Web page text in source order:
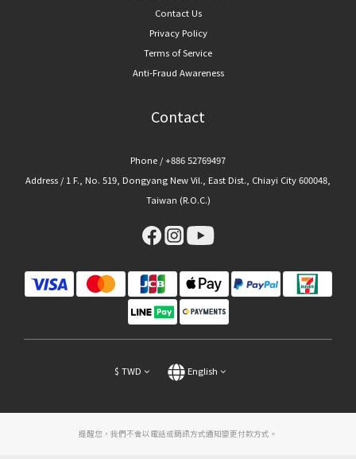
Contact Us
Privacy Policy
Terms of Service
Anti-Fraud Awareness
Contact
Phone / +886 52769497
Address / 1 F., No. 519, Dongyang New Vil., East Dist., Chiayi City 600048,
Taiwan (R.O.C.)
$ TWD English
提醒您，我們不會以電話或簡訊方式通知變更付款方式。